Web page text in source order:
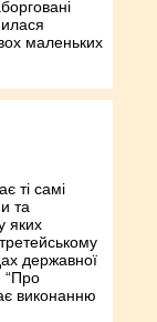
маленьких
ті самі
та
яких
державної
“Про
виконанню